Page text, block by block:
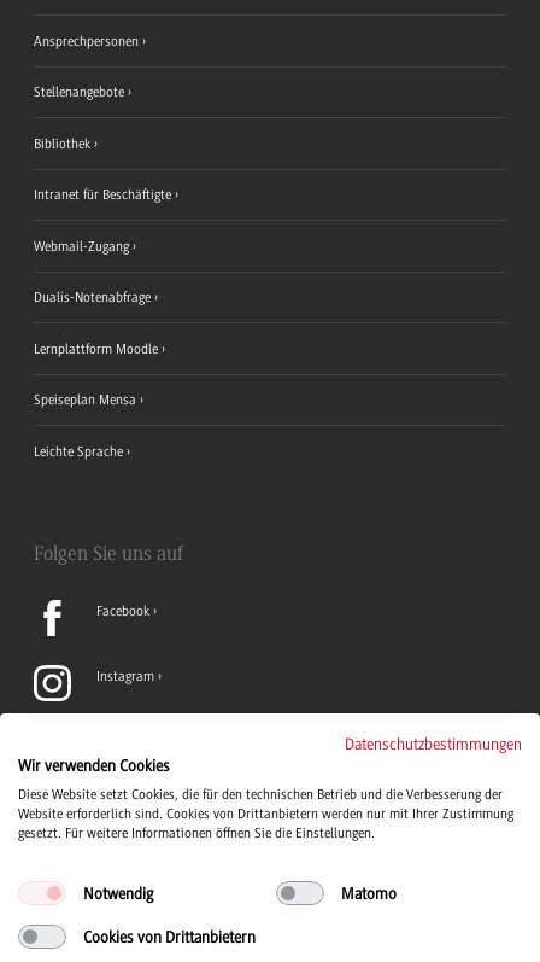
Ansprechpersonen
Stellenangebote
Bibliothek
Intranet für Beschäftigte
Webmail-Zugang
Dualis-Notenabfrage
Lernplattform Moodle
Speiseplan Mensa
Leichte Sprache
Folgen Sie uns auf
Facebook
Instagram
TikTok
Datenschutzbestimmungen
Wir verwenden Cookies
Diese Website setzt Cookies, die für den technischen Betrieb und die Verbesserung der
Website erforderlich sind. Cookies von Drittanbietern werden nur mit Ihrer Zustimmung
gesetzt. Für weitere Informationen öffnen Sie die Einstellungen.
Notwendig Matomo
Cookies von Drittanbietern